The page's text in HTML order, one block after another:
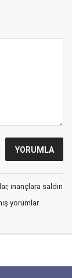
inançlara saldırı
yorumlar